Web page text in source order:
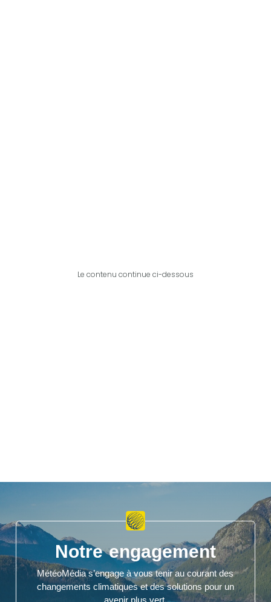
Le contenu continue ci-dessous
Notre engagement
MétéoMédia s’engage à vous tenir au courant des
changements climatiques et des solutions pour un